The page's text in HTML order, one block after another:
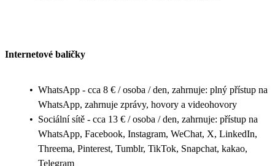
Internetové balíčky
• WhatsApp - cca 8 € / osoba / den, zahrnuje: plný přístup na
WhatsApp, zahrnuje zprávy, hovory a videohovory
• Sociální sítě - cca 13 € / osoba / den, zahrnuje: přístup na
WhatsApp, Facebook, Instagram, WeChat, X, LinkedIn,
Threema, Pinterest, Tumblr, TikTok, Snapchat, kakao,
Telegram